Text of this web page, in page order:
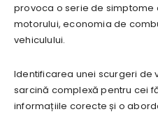
provoca o serie de
motorului, economia de
vehiculului.
Identificarea unei scurgeri de
sarcină complexă pentru cei
informațiile corecte și o